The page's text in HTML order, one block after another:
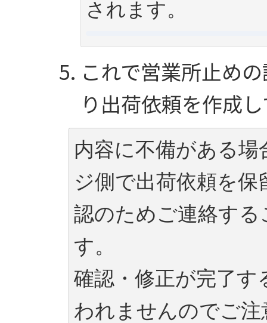
されます。
これで営業所止め
り出荷依頼を作成
内容に不備がある
ジ側で出荷依頼を保
認のためご連絡す
す。
確認・修正が完了す
われませんのでご